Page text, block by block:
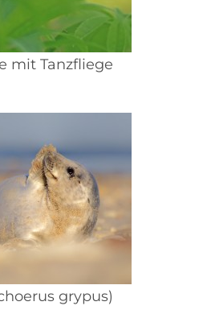
mit Tanzfliege
grypus)